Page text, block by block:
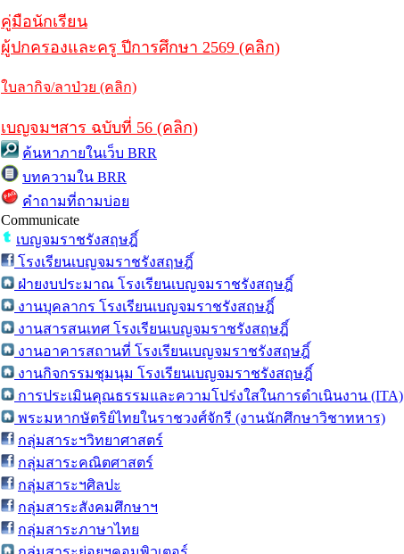
คู่มือนักเรียน
ผู้ปกครองและครู ปีการศึกษา 2569 (คลิก)
ใบลากิจ/ลาป่วย (คลิก)
เบญจมฯสาร ฉบับที่ 56 (คลิก)
ค้นหาภายในเว็บ BRR
บทความใน BRR
คำถามที่ถามบ่อย
Communicate
เบญจมราชรังสฤษฎิ์
โรงเรียนเบญจมราชรังสฤษฎิ์
ฝ่ายงบประมาณ โรงเรียนเบญจมราชรังสฤษฎิ์
งานบุคลากร โรงเรียนเบญจมราชรังสฤษฎิ์
งานสารสนเทศ โรงเรียนเบญจมราชรังสฤษฎิ์
งานอาคารสถานที่ โรงเรียนเบญจมราชรังสฤษฎิ์
งานกิจกรรมชุมนุม โรงเรียนเบญจมราชรังสฤษฎิ์
การประเมินคุณธรรมและความโปร่งใสในการดำเนินงาน (ITA)
พระมหากษัตริย์ไทยในราชวงศ์จักรี (งานนักศึกษาวิชาทหาร)
กลุ่มสาระฯวิทยาศาสตร์
กลุ่มสาระคณิตศาสตร์
กลุ่มสาระฯศิลปะ
กลุ่มสาระสังคมศึกษาฯ
กลุ่มสาระภาษาไทย